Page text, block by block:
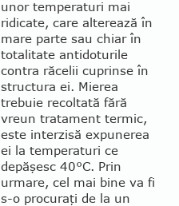
unor temperaturi mai
ridicate, care alterează în
mare parte sau chiar în
totalitate antido­tu­rile
contra răcelii cu­prin­se în
structura ei. Mierea
trebuie recol­tată fără
vreun tra­ta­ment ter­mic,
este interzisă expune­rea
ei la tempera­turi ce
depăşesc 40°C. Prin
urmare, cel mai bine va fi
s-o procuraţi de la un